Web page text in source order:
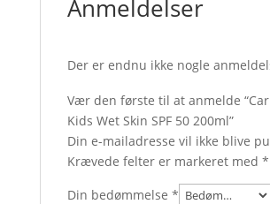
Anmeldelser
Der er endnu ikke nogle
Vær den første til at anmelde
Kids Wet Skin SPF 50 200ml”
Din e-mailadresse vil ikke blive
Krævede felter er markeret med *
Din bedømmelse *